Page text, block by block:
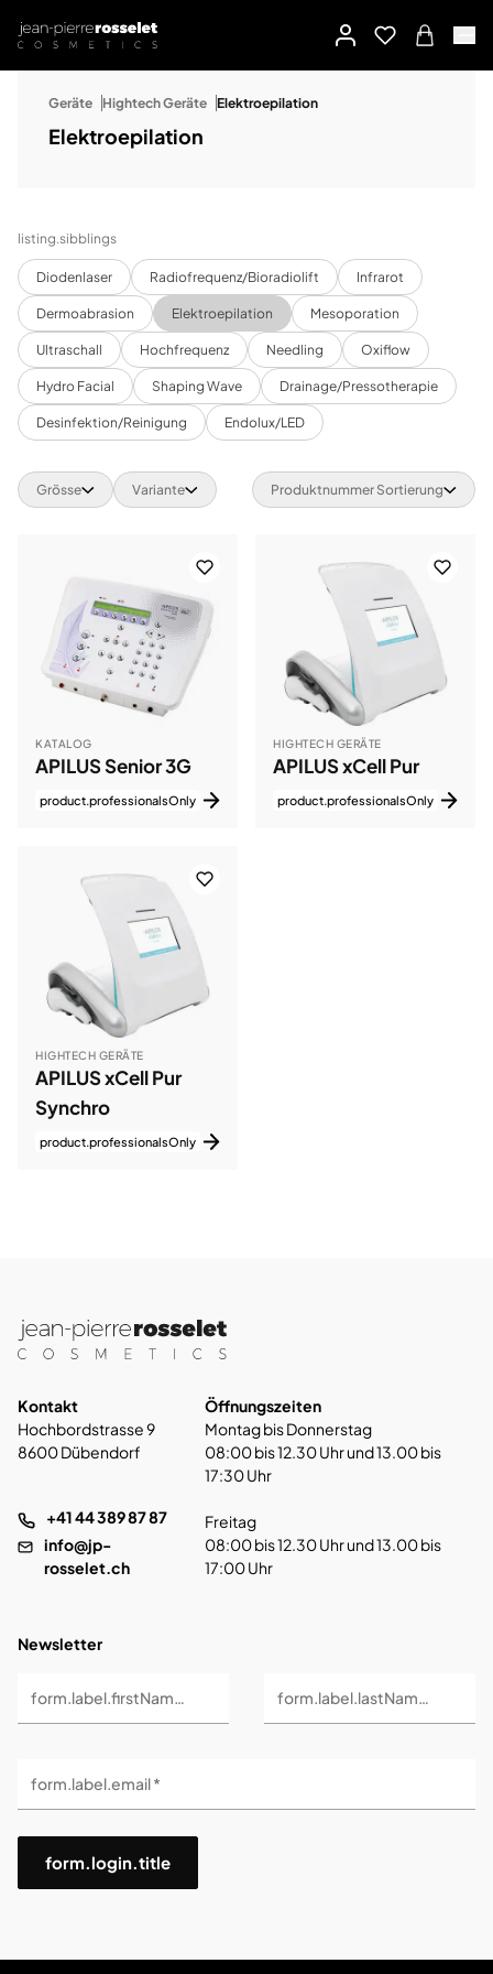
Geräte Hightech Geräte Elektroepilation
Elektroepilation
listing.sibblings
Diodenlaser Radiofrequenz/Bioradiolift Infrarot
Dermoabrasion Elektroepilation Mesoporation
Ultraschall Hochfrequenz Needling Oxiflow
Hydro Facial Shaping Wave Drainage/Pressotherapie
Desinfektion/Reinigung Endolux/LED
Grösse Variante Produktnummer Sortierung
KATALOG
APILUS Senior 3G
product.professionalsOnly
HIGHTECH GERÄTE
APILUS xCell Pur
product.professionalsOnly
HIGHTECH GERÄTE
APILUS xCell Pur
Synchro
product.professionalsOnly
Kontakt
Hochbordstrasse 9
8600 Dübendorf
+41 44 389 87 87
info@jp-
rosselet.ch
Öffnungszeiten
Montag bis Donnerstag
08:00 bis 12.30 Uhr und 13.00 bis
17:30 Uhr
Freitag
08:00 bis 12.30 Uhr und 13.00 bis
17:00 Uhr
Newsletter
form.label.firstName * form.label.lastName *
form.label.email *
form.login.title